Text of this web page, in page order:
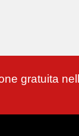
gratuita